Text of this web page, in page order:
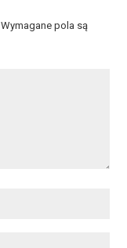
Wymagane pola są